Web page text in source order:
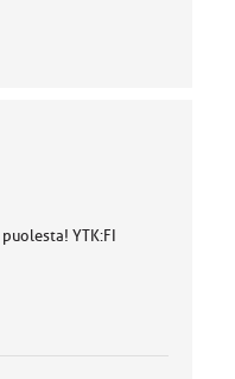
YTK:FI